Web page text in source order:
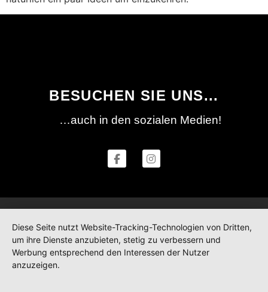
BESUCHEN SIE UNS...
…auch in den sozialen Medien!
Diese Seite nutzt Website-Tracking-Technologien von Dritten,
um ihre Dienste anzubieten, stetig zu verbessern und
Werbung entsprechend den Interessen der Nutzer
anzuzeigen.